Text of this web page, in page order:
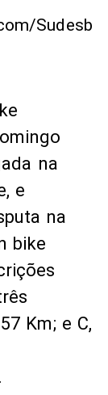
Sudesb
na
e
na
bike
Km; e C,